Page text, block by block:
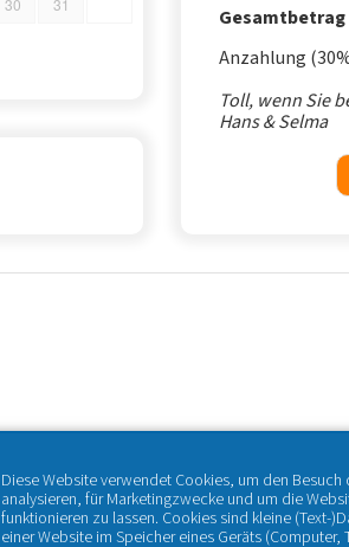
Gesamtbetrag
Anzahlung
Toll, wenn Sie
Hans & Selma
Diese Website verwendet Cookies, um den Besuch
analysieren, für Marketingzwecke und um die
funktionieren zu lassen. Cookies sind kleine (Text-
einer Website im Speicher eines Geräts